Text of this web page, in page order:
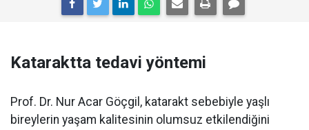
Kataraktta tedavi yöntemi
Prof. Dr. Nur Acar Göçgil, katarakt sebebiyle yaşlı
bireylerin yaşam kalitesinin olumsuz etkilendiğini